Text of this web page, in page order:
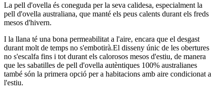
La pell d'ovella és coneguda per la seva calidesa, especialment la
pell d'ovella australiana, que manté els peus calents durant els freds
mesos d'hivern.
I la llana té una bona permeabilitat a l'aire, encara que el desgast
durant molt de temps no s'embotirà.El disseny únic de les obertures
no s'escalfa fins i tot durant els calorosos mesos d'estiu, de manera
que les sabatilles de pell d'ovella autèntiques 100% australianes
també són la primera opció per a habitacions amb aire condicionat a
l'estiu.